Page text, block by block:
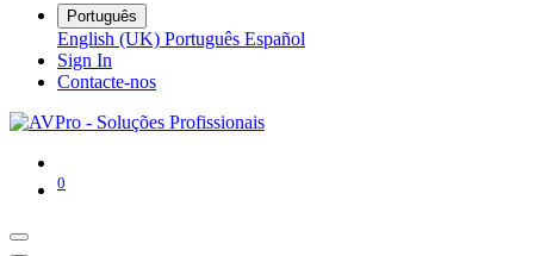
Português
English (UK) Português Español
Sign In
Contacte-nos
0